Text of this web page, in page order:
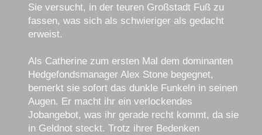
Sie versucht, in der teuren Großstadt Fuß zu
fassen, was sich als schwieriger als gedacht
erweist.
Als Catherine zum ersten Mal dem dominanten
Hedgefondsmanager Alex Stone begegnet,
bemerkt sie sofort das dunkle Funkeln in seinen
Augen. Er macht ihr ein verlockendes
Jobangebot, was ihr gerade recht kommt, da sie
in Geldnot steckt. Trotz ihrer Bedenken